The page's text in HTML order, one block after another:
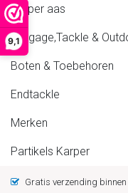
9,1
Karper aas
Luggage,Tackle &
Boten & Toebehoren
Endtackle
Merken
Partikels Karper
Gratis verzending